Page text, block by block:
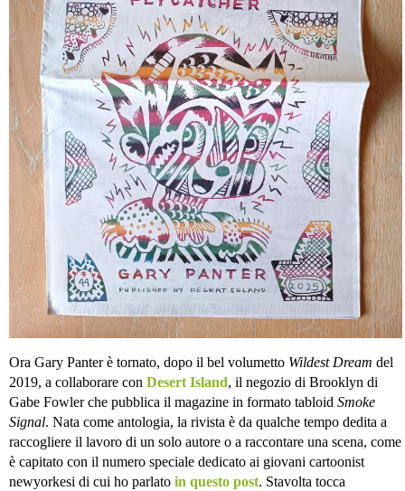
Ora Gary Panter è tornato, dopo il bel volumetto Wildest Dream del
2019, a collaborare con Desert Island, il negozio di Brooklyn di
Gabe Fowler che pubblica il magazine in formato tabloid Smoke
Signal. Nata come antologia, la rivista è da qualche tempo dedita a
raccogliere il lavoro di un solo autore o a raccontare una scena, come
è capitato con il numero speciale dedicato ai giovani cartoonist
newyorkesi di cui ho parlato in questo post. Stavolta tocca